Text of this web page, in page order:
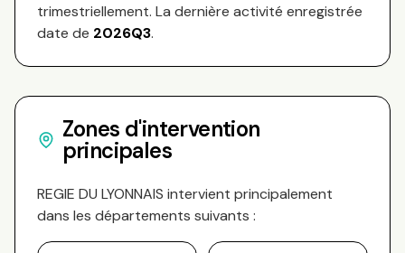
trimestriellement. La dernière activité enregistrée
date de 2026Q3.
Zones d'intervention
principales
REGIE DU LYONNAIS intervient principalement
dans les départements suivants :